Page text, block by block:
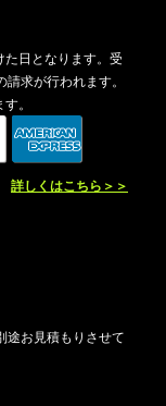
日となります。受
求が行われます。
。
詳しくはこちら＞＞
途お見積もりさせて